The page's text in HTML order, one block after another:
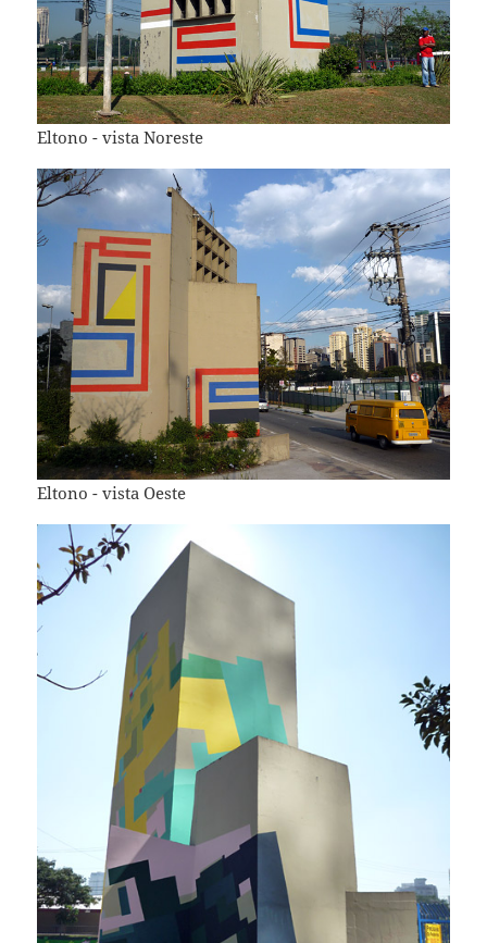
Eltono - vista Noreste
Eltono - vista Oeste